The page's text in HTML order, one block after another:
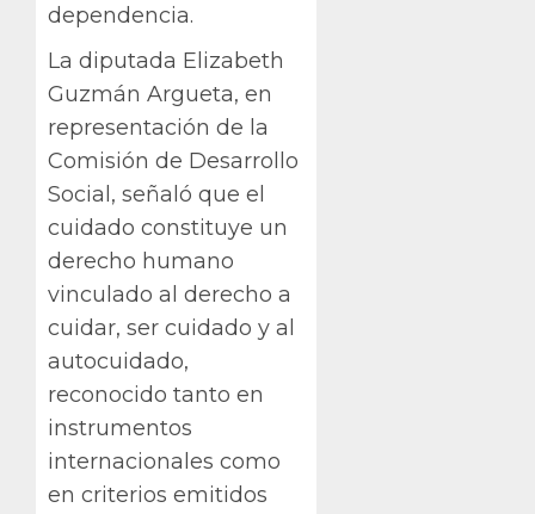
dependencia.
La diputada Elizabeth
Guzmán Argueta, en
representación de la
Comisión de Desarrollo
Social, señaló que el
cuidado constituye un
derecho humano
vinculado al derecho a
cuidar, ser cuidado y al
autocuidado,
reconocido tanto en
instrumentos
internacionales como
en criterios emitidos